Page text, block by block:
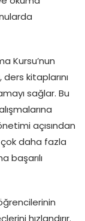
Kursu’nun
kitaplarını
sağlar. Bu
açısından
çok daha fazla
başarılı